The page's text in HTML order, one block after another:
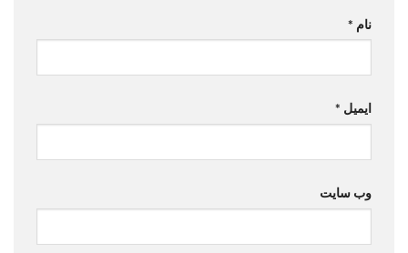
نام *
ایمیل *
وب‌ سایت